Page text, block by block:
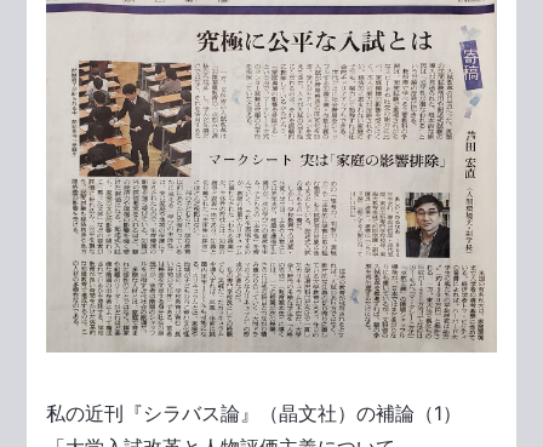
私の近刊『シラバス論』（晶文社）の補論（1）